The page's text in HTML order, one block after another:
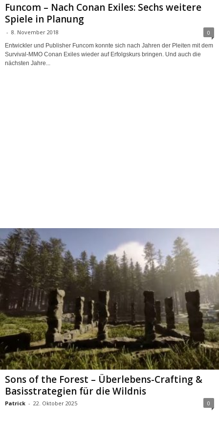
Funcom – Nach Conan Exiles: Sechs weitere
Spiele in Planung
- 8. November 2018 0
Entwickler und Publisher Funcom konnte sich nach Jahren der Pleiten mit dem
Survival-MMO Conan Exiles wieder auf Erfolgskurs bringen. Und auch die
nächsten Jahre...
Sons of the Forest – Überlebens-Crafting &
Basisstrategien für die Wildnis
Patrick - 22. Oktober 2025 0